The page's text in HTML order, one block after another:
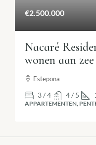
€2.500.000
Nacaré
wonen aan zee
Estepona
3 / 4 4 / 5
APPARTEMENTEN,